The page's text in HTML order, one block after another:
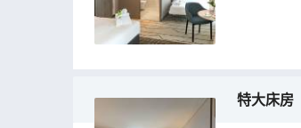
特大床房